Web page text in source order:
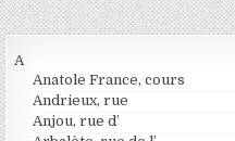
A
Anatole France, cours
Andrieux, rue
Anjou, rue d’